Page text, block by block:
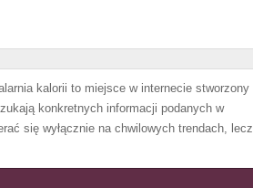
kalorii to miejsce w internecie stworzony
konkretnych informacji podanych w
się wyłącznie na chwilowych trendach, lecz